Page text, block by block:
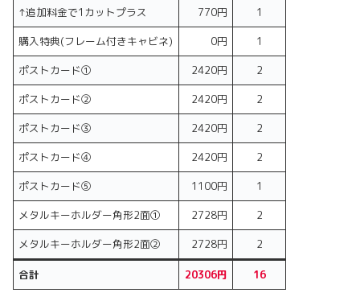
↑追加料金で1カットプラス
770円
1
購入特典(フレーム付きキャビネ)
0円
1
ポストカード①
2420円
2
ポストカード②
2420円
2
ポストカード③
2420円
2
ポストカード④
2420円
2
ポストカード⑤
1100円
1
メタルキーホルダー角形2面①
2728円
2
メタルキーホルダー角形2面②
2728円 2
合計 20306円 16